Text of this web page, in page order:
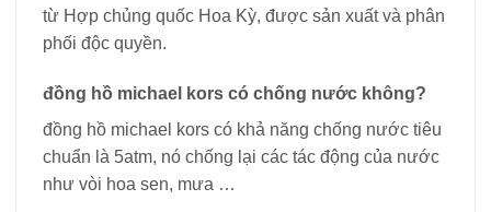
từ Hợp chủng quốc Hoa Kỳ, được sản xuất và phân
phối độc quyền.
đồng hồ michael kors có chống nước không?
đồng hồ michael kors có khả năng chống nước tiêu
chuẩn là 5atm, nó chống lại các tác động của nước
như vòi hoa sen, mưa …